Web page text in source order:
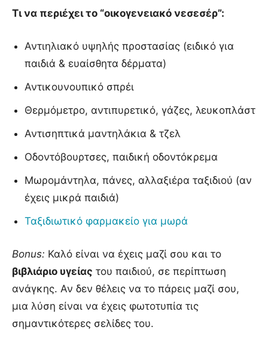
Τι να περιέχει το “οικογενειακό νεσεσέρ”:
Αντιηλιακό υψηλής προστασίας (ειδικό για
παιδιά & ευαίσθητα δέρματα)
Αντικουνουπικό σπρέι
Θερμόμετρο, αντιπυρετικό, γάζες, λευκοπλάστ
Αντισηπτικά μαντηλάκια & τζελ
Οδοντόβουρτσες, παιδική οδοντόκρεμα
Μωρομάντηλα, πάνες, αλλαξιέρα ταξιδιού (αν
έχεις μικρά παιδιά)
Ταξιδιωτικό φαρμακείο για μωρά
Bonus: Καλό είναι να έχεις μαζί σου και το
βιβλιάριο υγείας του παιδιού, σε περίπτωση
ανάγκης. Αν δεν θέλεις να το πάρεις μαζί σου,
μια λύση είναι να έχεις φωτοτυπία τις
σημαντικότερες σελίδες του.